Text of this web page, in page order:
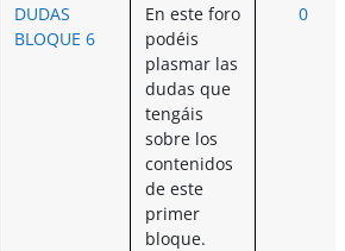
DUDAS
BLOQUE 6
En este foro
podéis
plasmar las
dudas que
tengáis
sobre los
contenidos
de este
primer
bloque.
0